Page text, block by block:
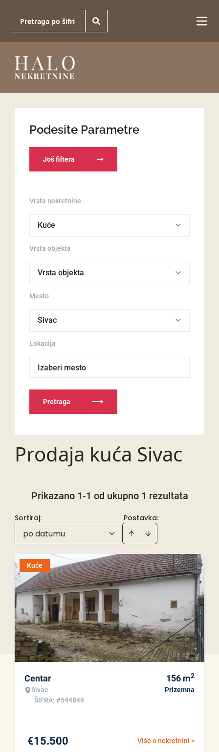
Podesite Parametre
Još filtera
Vrsta nekretnine
Vrsta objekta
Mesto
Lokacija
Izaberi mesto
Pretraga
Prodaja kuća Sivac
Prikazano 1-1 od ukupno 1 rezultata
Postavka:
Sortiraj:
po datumu
Kuće
Centar
Sivac
ŠIFRA: #544849
156 m2
Prizemna
Više o nekretnini >
€15.500